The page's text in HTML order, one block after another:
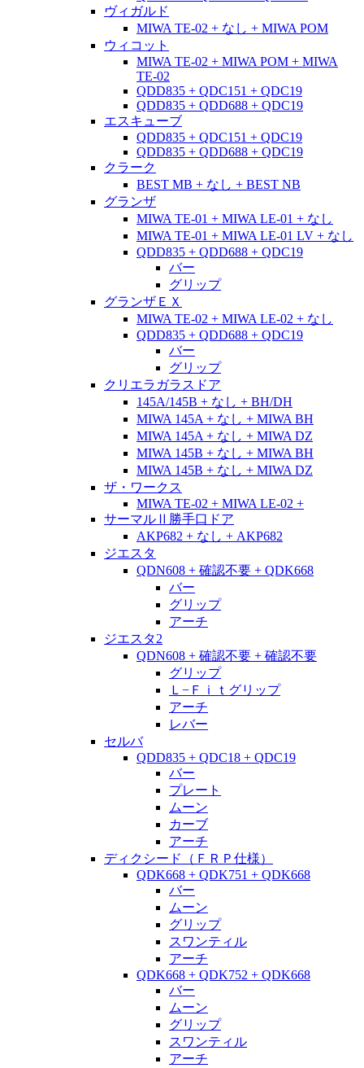
ヴィガルド
MIWA TE-02 + なし + MIWA POM
ウィコット
MIWA TE-02 + MIWA POM + MIWA
TE-02
QDD835 + QDC151 + QDC19
QDD835 + QDD688 + QDC19
エスキューブ
QDD835 + QDC151 + QDC19
QDD835 + QDD688 + QDC19
クラーク
BEST MB + なし + BEST NB
グランザ
MIWA TE-01 + MIWA LE-01 + なし
MIWA TE-01 + MIWA LE-01 LV + なし
QDD835 + QDD688 + QDC19
バー
グリップ
グランザＥＸ
MIWA TE-02 + MIWA LE-02 + なし
QDD835 + QDD688 + QDC19
バー
グリップ
クリエラガラスドア
145A/145B + なし + BH/DH
MIWA 145A + なし + MIWA BH
MIWA 145A + なし + MIWA DZ
MIWA 145B + なし + MIWA BH
MIWA 145B + なし + MIWA DZ
ザ・ワークス
MIWA TE-02 + MIWA LE-02 +
サーマルⅡ勝手口ドア
AKP682 + なし + AKP682
ジエスタ
QDN608 + 確認不要 + QDK668
バー
グリップ
アーチ
ジエスタ2
QDN608 + 確認不要 + 確認不要
グリップ
Ｌ−Ｆｉｔグリップ
アーチ
レバー
セルバ
QDD835 + QDC18 + QDC19
バー
プレート
ムーン
カーブ
アーチ
ディクシード（ＦＲＰ仕様）
QDK668 + QDK751 + QDK668
バー
ムーン
グリップ
スワンティル
アーチ
QDK668 + QDK752 + QDK668
バー
ムーン
グリップ
スワンティル
アーチ